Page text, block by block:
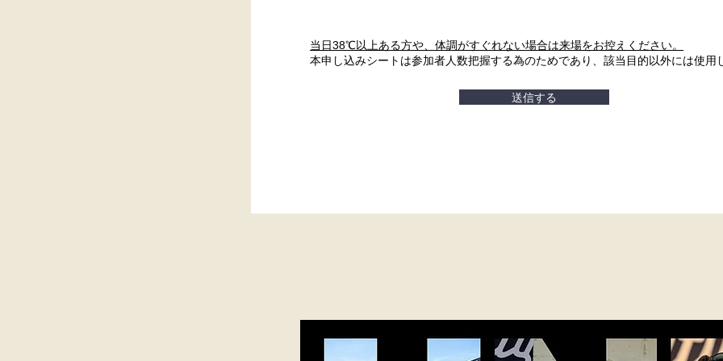
当日38℃以上ある方や、体調がすぐれない場合は来場をお控えください。
本申し込みシートは参加者人数把握する為のためであり、該当目的以外には使用
送信する